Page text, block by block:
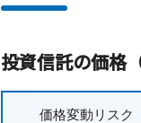
投資信託の価格
価格変動リスク